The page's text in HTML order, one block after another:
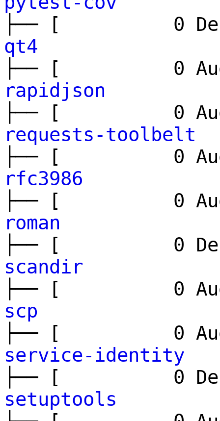
├── [ 0
qt4
├── [ 0
rapidjson
├── [ 0
requests-toolbelt
├── [ 0
rfc3986
├── [ 0
roman
├── [ 0
scandir
├── [ 0
scp
├── [ 0
service-identity
├── [ 0
setuptools